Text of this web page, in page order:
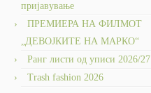
пријавување
ПРЕМИЕРА НА ФИЛМОТ
„ДЕВОЈКИТЕ НА МАРКО“
Ранг листи од уписи 2026/27
Trash fashion 2026